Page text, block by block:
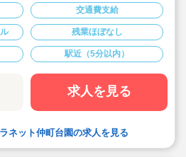
て、日本の文化、言語もきちんと学びな
人の先生たちと触れ合い英語も身につけ
育園です♪（英語ができなくても大丈夫で
方も歓迎♪保育士として現場復帰を考え
い合わせください！
しく安心して過ごすことができるよう見
育士さん大募集！
務できる方歓迎♪
ポートをメインにやっていただきます！
交通費支給
残業ほぼなし
駅近（5分以内）
求人を見る
ネット仲町台園の求人を見る